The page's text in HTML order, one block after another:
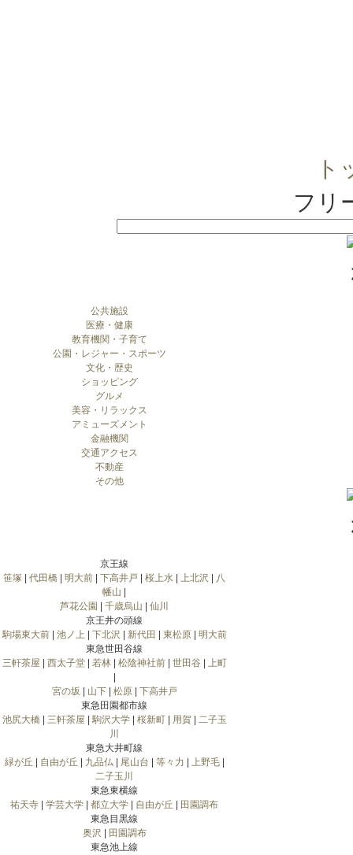
ト
フリ
公共施設
医療・健康
教育機関・子育て
公園・レジャー・スポーツ
文化・歴史
ショッピング
グルメ
美容・リラックス
アミューズメント
金融機関
交通アクセス
不動産
その他
京王線
笹塚
代田橋 明大前 下高井戸 桜上水 上北沢
八
幡山
芦花公園
千歳烏山
仙川
京王井の頭線
駒場東大前| 池ノ上 下北沢 新代田 東松原| 明大前
東急世田谷線
三軒茶屋
西太子堂| 若林| 松陰神社前| 世田谷
上町
宮の坂
山下| 松原| 下高井戸
東急田園都市線
池尻大橋| 三軒茶屋 駒沢大学| 桜新町| 用賀| 二子玉
川
東急大井町線
緑が丘
自由が丘 九品仏| 尾山台 等々力 上野毛|
二子玉川
東急東横線
祐天寺
学芸大学 都立大学 自由が丘
田園調布
東急目黒線
奥沢
田園調布
東急池上線